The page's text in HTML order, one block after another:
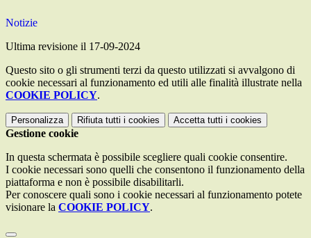
Notizie
Ultima revisione il 17-09-2024
Questo sito o gli strumenti terzi da questo utilizzati si avvalgono di
cookie necessari al funzionamento ed utili alle finalità illustrate nella
COOKIE POLICY.
Personalizza Rifiuta tutti i cookies Accetta tutti i cookies
Gestione cookie
In questa schermata è possibile scegliere quali cookie consentire.
I cookie necessari sono quelli che consentono il funzionamento della
piattaforma e non è possibile disabilitarli.
Per conoscere quali sono i cookie necessari al funzionamento potete
visionare la COOKIE POLICY.